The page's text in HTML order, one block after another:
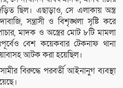
ছিল। এছাড়াও, সে এলাকায় অস্ত্র
সন্ত্রাসী ও বিশৃঙ্খলা সৃষ্টি করে
মাদক ও অস্ত্রের মোট ৮টি মামলা
বেশ কয়েকবার টেকনাফ থানা
আটক করা হয়েছিল।
বিরুদ্ধে পরবর্তী আইনানুগ ব্যবস্থা